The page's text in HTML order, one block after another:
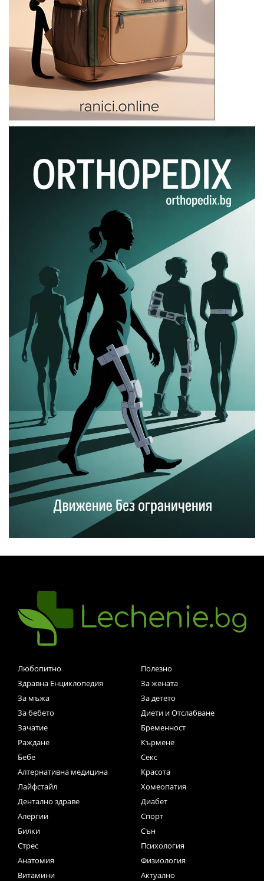
Любопитно
Полезно
Здравна Енциклопедия
За жената
За мъжа
За детето
За бебето
Диети и Отслабване
Зачатие
Бременност
Раждане
Кърмене
Бебе
Секс
Алтернативна медицина
Красота
Лайфстайл
Хомеопатия
Дентално здраве
Диабет
Алергии
Спорт
Билки
Сън
Стрес
Психология
Анатомия
Физиология
Витамини
Актуално